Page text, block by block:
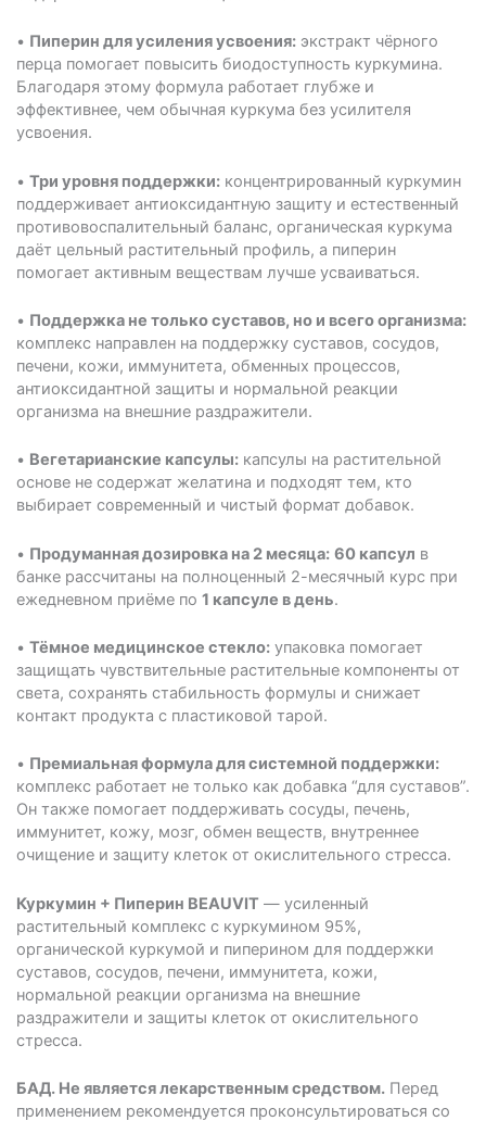
• Пиперин для усиления усвоения:экстракт чёрного
перца помогает повысить биодоступность куркумина.
Благодаря этому формула работает глубже и
эффективнее, чем обычная куркума без усилителя
усвоения.
• Три уровня поддержки:концентрированный куркумин
поддерживает антиоксидантную защиту и естественный
противовоспалительный баланс, органическая куркума
даёт цельный растительный профиль, а пиперин
помогает активным веществам лучше усваиваться.
• Поддержка не только суставов, но и всего организма:
комплекс направлен на поддержку суставов, сосудов,
печени, кожи, иммунитета, обменных процессов,
антиоксидантной защиты и нормальной реакции
организма на внешние раздражители.
• Вегетарианские капсулы:капсулы на растительной
основе не содержат желатина и подходят тем, кто
выбирает современный и чистый формат добавок.
• Продуманная дозировка на 2 месяца: 60 капсул в
банке рассчитаны на полноценный 2-месячный курс при
ежедневном приёме по 1 капсуле в день.
• Тёмное медицинское стекло:упаковка помогает
защищать чувствительные растительные компоненты от
света, сохранять стабильность формулы и снижает
контакт продукта с пластиковой тарой.
• Премиальная формула для системной поддержки:
комплекс работает не только как добавка “для суставов”.
Он также помогает поддерживать сосуды, печень,
иммунитет, кожу, мозг, обмен веществ, внутреннее
очищение и защиту клеток от окислительного стресса.
Куркумин + Пиперин BEAUVIT— усиленный
растительный комплекс с куркумином 95%,
органической куркумой и пиперином для поддержки
суставов, сосудов, печени, иммунитета, кожи,
нормальной реакции организма на внешние
раздражители и защиты клеток от окислительного
стресса.
БАД. Не является лекарственным средством.Перед
применением рекомендуется проконсультироваться со